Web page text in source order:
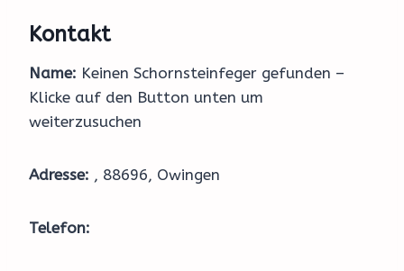
Kontakt
Name: Keinen Schornsteinfeger gefunden –
Klicke auf den Button unten um
weiterzusuchen
Adresse: , 88696, Owingen
Telefon: